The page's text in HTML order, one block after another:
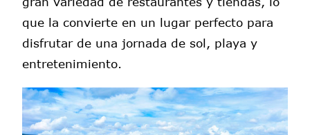
que la convierte en un lugar perfecto para
disfrutar de una jornada de sol, playa y
entretenimiento.